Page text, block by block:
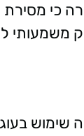
כי מסירת
משמעותי